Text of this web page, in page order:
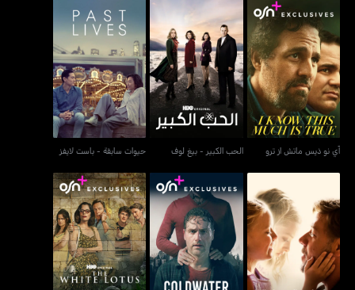
آي نو ذيس ماتش از ترو
آي نو ذيس ماتش از ترو
الحب الكبير - بيغ لوف
الحب الكبير - بيغ لوف
حيوات سابقة - باست لايفز
حيوات سابقة - باست لايفز
فاذرز أند دوترز كولدووتر
اللوتس الأبيض - ذا وايت
لوتس